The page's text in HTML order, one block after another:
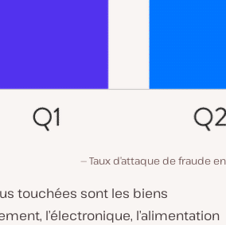
Taux d’attaque de fraude
touchées sont les biens
l’électronique, l’alimentation